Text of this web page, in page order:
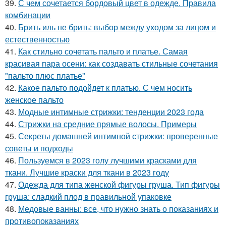
39. С чем сочетается бордовый цвет в одежде. Правила
комбинации
40. Брить иль не брить: выбор между уходом за лицом и
естественностью
41. Как стильно сочетать пальто и платье. Самая
красивая пара осени: как создавать стильные сочетания
"пальто плюс платье"
42. Какое пальто подойдет к платью. С чем носить
женское пальто
43. Модные интимные стрижки: тенденции 2023 года
44. Стрижки на средние прямые волосы. Примеры
45. Секреты домашней интимной стрижки: проверенные
советы и подходы
46. Пользуемся в 2023 голу лучшими красками для
ткани. Лучшие краски для ткани в 2023 году
47. Одежда для типа женской фигуры груша. Тип фигуры
груша: сладкий плод в правильной упаковке
48. Медовые ванны: все, что нужно знать о показаниях и
противопоказаниях